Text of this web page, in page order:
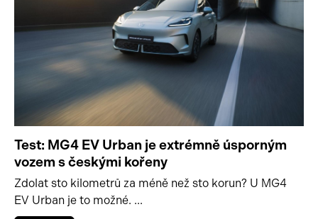
Test: MG4 EV Urban je extrémně úsporným
vozem s českými kořeny
Zdolat sto kilometrů za méně než sto korun? U MG4
EV Urban je to možné. ...